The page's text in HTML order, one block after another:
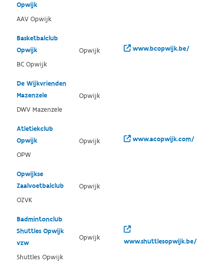
Opwijk
AAV Opwijk
Basketbalclub
Opwijk
BC Opwijk
Opwijk www.bcopwijk.be/
De Wijkvrienden
Mazenzele
DWV Mazenzele
Opwijk
Atletiekclub
Opwijk
OPW
Opwijk www.acopwijk.com/
Opwijkse
Zaalvoetbalclub
OZVK
Opwijk
Badmintonclub
Shuttles Opwijk
vzw
Shuttles Opwijk
Opwijk www.shuttlesopwijk.be/